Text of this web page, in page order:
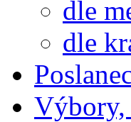
dle
dle
Výbory,